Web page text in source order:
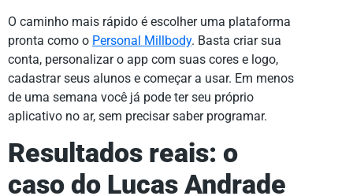
O caminho mais rápido é escolher uma plataforma
pronta como o Personal Millbody. Basta criar sua
conta, personalizar o app com suas cores e logo,
cadastrar seus alunos e começar a usar. Em menos
de uma semana você já pode ter seu próprio
aplicativo no ar, sem precisar saber programar.
Resultados reais: o
caso do Lucas Andrade